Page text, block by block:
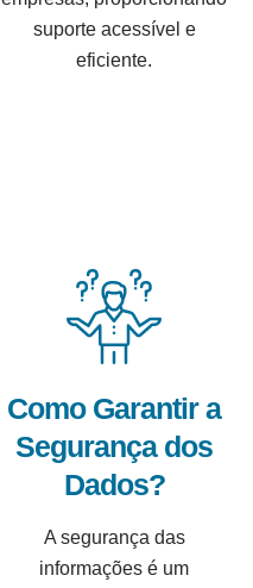
suporte acessível e
eficiente.
Como Garantir a
Segurança dos
Dados?
A segurança das
informações é um